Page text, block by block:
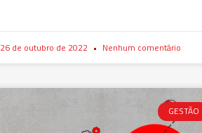
26 de outubro de 2022 Nenhum comentário
GESTÃO